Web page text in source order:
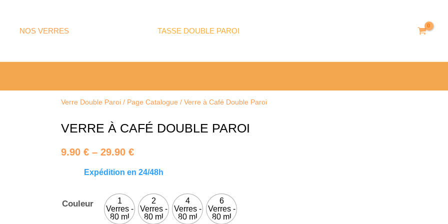
NOS VERRES TASSE DOUBLE PAROI
Verre Double Paroi / Page Catalogue / Verre à Café Double Paroi
VERRE À CAFÉ DOUBLE PAROI
9.90 € – 29.90 €
range:
through
29.90 €
Expédition en 24/48h
Couleur
1
Verres -
80 ml
2
Verres -
80 ml
4
Verres -
80 ml
6
Verres -
80 ml
Verre